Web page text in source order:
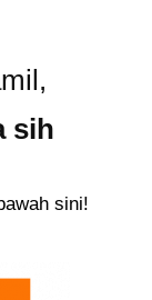
sih
sini!